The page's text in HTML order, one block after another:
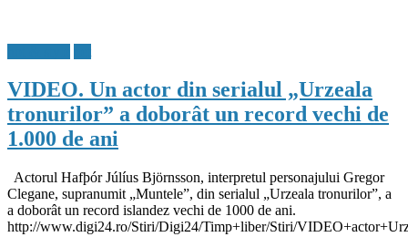
filmului!
murit
Bruce
Sinofsky,
actor
nominalizat
la
Oscar
|
Observator.tv
VIDEO. Un actor din serialul „Urzeala
tronurilor” a doborât un record vechi de
1.000 de ani
Actorul Hafþór Júlíus Björnsson, interpretul personajului Gregor
Clegane, supranumit „Muntele”, din serialul „Urzeala tronurilor”, a
a doborât un record islandez vechi de 1000 de ani.
http://www.digi24.ro/Stiri/Digi24/Timp+liber/Stiri/